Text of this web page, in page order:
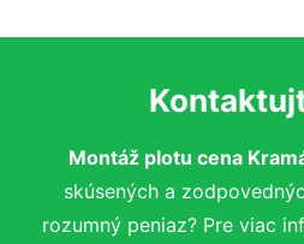
Montáž plotu cena
skúsených a
rozumný peniaz? Pre viac